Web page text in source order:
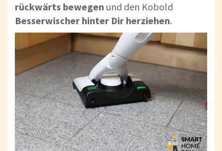
rückwärts bewegen und den Kobold
Besserwischer hinter Dir herziehen.